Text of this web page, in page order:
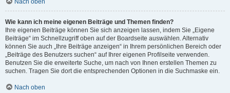
Nach oben
Wie kann ich meine eigenen Beiträge und Themen finden?
Ihre eigenen Beiträge können Sie sich anzeigen lassen, indem Sie „Eigene
Beiträge“ im Schnellzugriff oben auf der Boardseite auswählen. Alternativ
können Sie auch „Ihre Beiträge anzeigen“ in Ihrem persönlichen Bereich oder
„Beiträge des Benutzers suchen“ auf Ihrer eigenen Profilseite verwenden.
Benutzen Sie die erweiterte Suche, um nach von Ihnen erstellen Themen zu
suchen. Tragen Sie dort die entsprechenden Optionen in die Suchmaske ein.
Nach oben